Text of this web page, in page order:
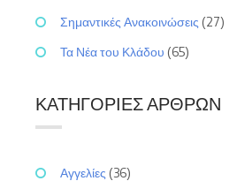
Σημαντικές Ανακοινώσεις (27)
Τα Νέα του Κλάδου (65)
ΚΑΤΗΓΟΡΊΕΣ ΆΡΘΡΩΝ
Αγγελίες (36)